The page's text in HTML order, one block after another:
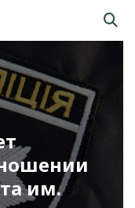
им.